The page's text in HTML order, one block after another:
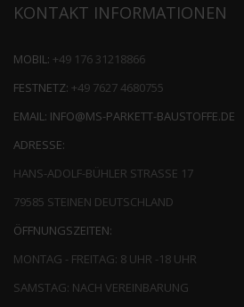
KONTAKT INFORMATIONEN
MOBIL: +49 176 31218866
FESTNETZ: +49 7627 4680755
EMAIL: INFO@MS-PARKETT-BAUSTOFFE.DE
ADRESSE:
HANS-ADOLF-BÜHLER STRASSE 17
79585 STEINEN DEUTSCHLAND
ÖFFNUNGSZEITEN:
MONTAG - FREITAG: 8 UHR -18 UHR
SAMSTAG: NACH VEREINBARUNG